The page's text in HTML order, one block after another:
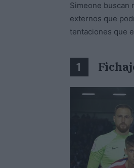
Simeone buscan
externos que
tentaciones que
1